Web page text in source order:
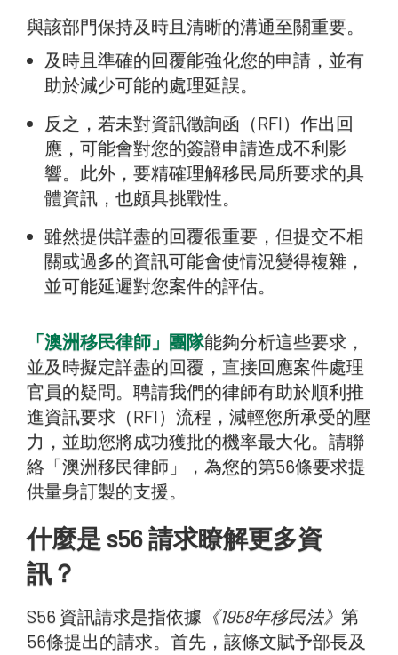
與該部門保持及時且清晰的溝通至關重要。
及時且準確的回覆能強化您的申請，並有
助於減少可能的處理延誤。
反之，若未對資訊徵詢函（RFI）作出回
應，可能會對您的簽證申請造成不利影
響。此外，要精確理解移民局所要求的具
體資訊，也頗具挑戰性。
雖然提供詳盡的回覆很重要，但提交不相
關或過多的資訊可能會使情況變得複雜，
並可能延遲對您案件的評估。
「澳洲移民律師」團隊能夠分析這些要求，
並及時擬定詳盡的回覆，直接回應案件處理
官員的疑問。聘請我們的律師有助於順利推
進資訊要求（RFI）流程，減輕您所承受的壓
力，並助您將成功獲批的機率最大化。請聯
絡「澳洲移民律師」，為您的第56條要求提
供量身訂製的支援。
什麼是 s56 請求瞭解更多資
訊？
S56 資訊請求是指依據 《1958年移民法》 第
56條提出的請求。首先，該條文賦予部長及